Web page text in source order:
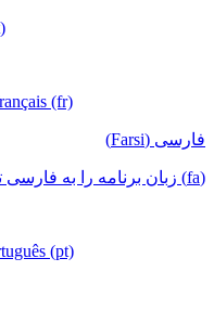
(fr)
فارسی (Farsi)
(fa) زبان برنامه را به فارسی تغییر دهید
(pt)